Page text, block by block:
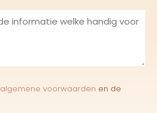
algemene voorwaarden en de